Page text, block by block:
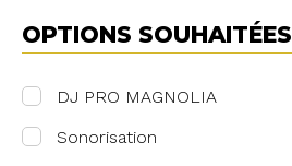
OPTIONS SOUHAITÉES
DJ PRO MAGNOLIA
Sonorisation